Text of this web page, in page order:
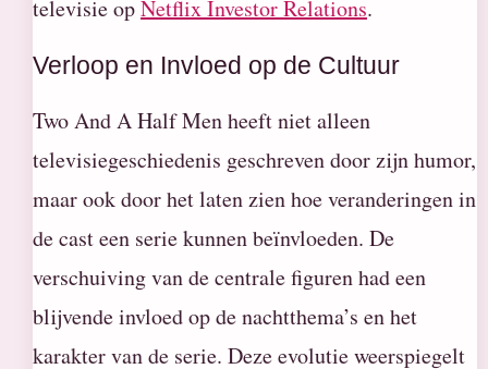
televisie opNetflix Investor Relations.
Verloop en Invloed op de Cultuur
Two And A Half Men heeft niet alleen
televisiegeschiedenis geschreven door zijn humor,
maar ook door het laten zien hoe veranderingen in
de cast een serie kunnen beïnvloeden. De
verschuiving van de centrale figuren had een
blijvende invloed op de nachtthema’s en het
karakter van de serie. Deze evolutie weerspiegelt